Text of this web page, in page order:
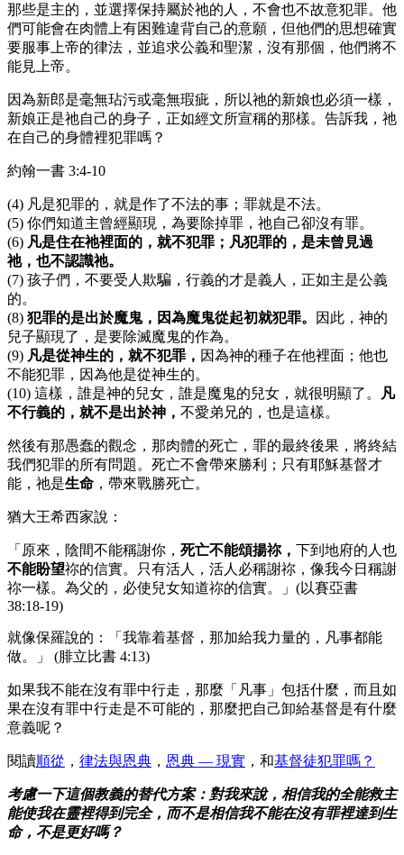
那些是主的，並選擇保持屬於祂的人，不會也不故意犯罪。他
們可能會在肉體上有困難違背自己的意願，但他們的思想確實
要服事上帝的律法，並追求公義和聖潔，沒有那個，他們將不
能見上帝。
因為新郎是毫無玷污或毫無瑕疵，所以祂的新娘也必須一樣，
新娘正是祂自己的身子，正如經文所宣稱的那樣。告訴我，祂
在自己的身體裡犯罪嗎？
約翰一書 3:4-10
(4) 凡是犯罪的，就是作了不法的事；罪就是不法。
(5) 你們知道主曾經顯現，為要除掉罪，祂自己卻沒有罪。
(6) 凡是住在祂裡面的，就不犯罪；凡犯罪的，是未曾見過
祂，也不認識祂。
(7) 孩子們，不要受人欺騙，行義的才是義人，正如主是公義
的。
(8) 犯罪的是出於魔鬼，因為魔鬼從起初就犯罪。
因此，神的
兒子顯現了，是要除滅魔鬼的作為。
(9) 凡是從神生的，就不犯罪， 因為神的種子在他裡面；他也
不能犯罪，因為他是從神生的。
(10) 這樣，誰是神的兒女，誰是魔鬼的兒女，就很明顯了。
凡
不行義的，就不是出於神， 不愛弟兄的，也是這樣。
然後有那愚蠢的觀念，那肉體的死亡，罪的最終後果，將終結
我們犯罪的所有問題。死亡不會帶來勝利；只有耶穌基督才
能，祂是生命 ，帶來戰勝死亡。
猶大王希西家說：
「原來，陰間不能稱謝你， 死亡不能頌揚祢， 下到地府的人也
不能盼望祢的信實。只有活人，活人必稱謝祢，像我今日稱謝
祢一樣。為父的，必使兒女知道祢的信實。」(以賽亞書
38:18-19)
就像保羅說的：「我靠着基督，那加給我力量的，凡事都能
做。」 (腓立比書 4:13)
如果我不能在沒有罪中行走，那麼「凡事」包括什麼，而且如
果在沒有罪中行走是不可能的，那麼把自己卸給基督是有什麼
意義呢？
閱讀順從 ， 律法與恩典 ， 恩典 — 現實 ，和基督徒犯罪嗎？
考慮一下這個教義的替代方案：對我來說，相信我的全能救主
能使我在靈裡得到完全，而不是相信我不能在沒有罪裡達到生
命，不是更好嗎？